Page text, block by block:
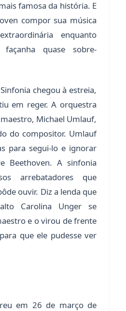
famosa da história. E
compor sua música
enquanto
quase sobre-
chegou à estreia,
em reger. A orquestra
Michael Umlauf,
do compositor. Umlauf
para segui-lo e ignorar
Beethoven. A sinfonia
arrebatadores que
ouvir. Diz a lenda que
Carolina Unger se
e o virou de frente
que ele pudesse ver
em 26 de março de